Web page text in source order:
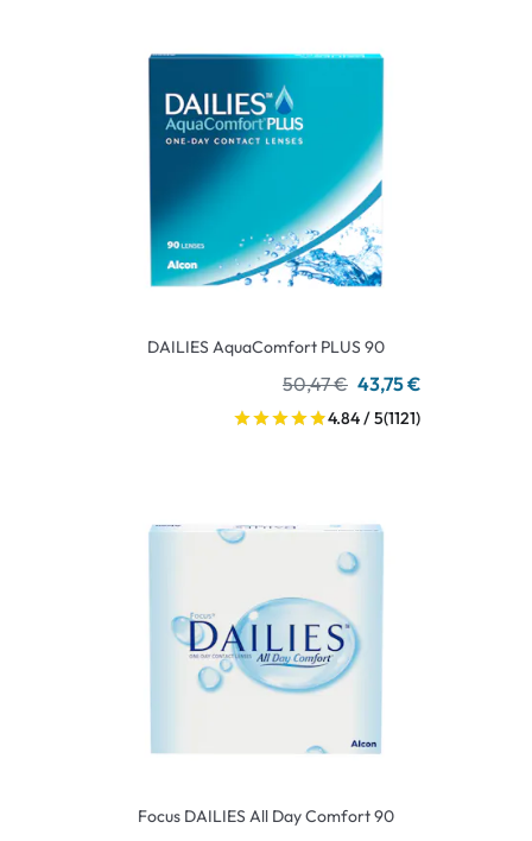
DAILIES AquaComfort PLUS 90
50,47 € 43,75 €
4.84 / 5(1121)
Focus DAILIES All Day Comfort 90